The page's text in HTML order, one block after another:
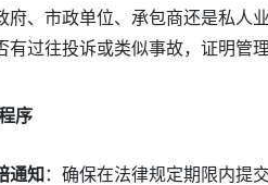
府、市政单位、承包商还是私人
有过往投诉或类似事故，证明管
序
通知 ：确保在法律规定期限内提